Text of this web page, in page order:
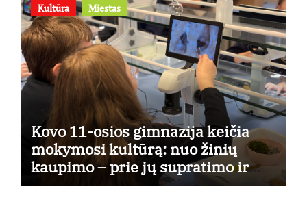
Kultūra Miestas
Kovo 11-osios gimnazija keičia
mokymosi kultūrą: nuo žinių
kaupimo – prie jų supratimo ir
taikymo